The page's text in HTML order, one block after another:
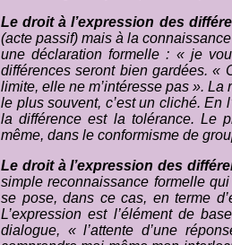
Le droit à l’expression des
(acte passif) mais à la
une déclaration formelle : « je
différences seront bien gardées. «
limite, elle ne m’intéresse pas ». La
le plus souvent, c’est un cliché. En
la différence est la tolérance. Le
même, dans le conformisme de
Le droit à l’expression des
simple reconnaissance formelle
se pose, dans ce cas, en terme
L’expression est l’élément de
dialogue, « l’attente d’une